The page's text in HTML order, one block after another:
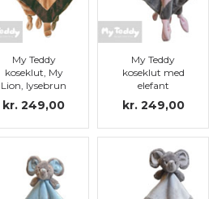
My Teddy
koseklut, My
Lion, lysebrun
kr. 249,00
My Teddy
koseklut med
elefant
kr. 249,00